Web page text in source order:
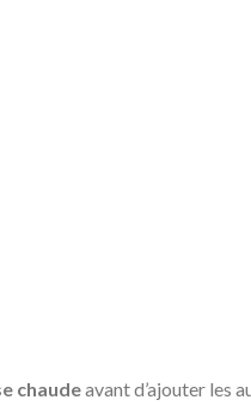
chaudeavant d’ajouter les